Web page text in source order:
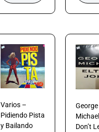
Varios –
Pidiendo Pista
y Bailando
George
Don’t